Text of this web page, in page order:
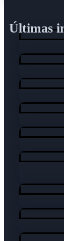
Últimas